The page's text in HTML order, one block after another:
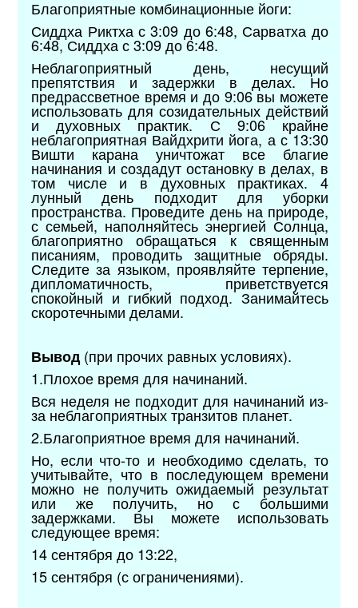
Благоприятные комбинационные йоги:
Сиддха Риктха с 3:09 до 6:48, Сарватха до
6:48, Сиддха с 3:09 до 6:48.
Неблагоприятный день, несущий
препятствия и задержки в делах. Но
предрассветное время и до 9:06 вы можете
использовать для созидательных действий
и духовных практик. С 9:06 крайне
неблагоприятная Вайдхрити йога, а с 13:30
Вишти карана уничтожат все благие
начинания и создадут остановку в делах, в
том числе и в духовных практиках. 4
лунный день подходит для уборки
пространства. Проведите день на природе,
с семьей, наполняйтесь энергией Солнца,
благоприятно обращаться к священным
писаниям, проводить защитные обряды.
Следите за языком, проявляйте терпение,
дипломатичность, приветствуется
спокойный и гибкий подход. Занимайтесь
скоротечными делами.
Вывод(при прочих равных условиях).
1.Плохое время для начинаний.
Вся неделя не подходит для начинаний из-
за неблагоприятных транзитов планет.
2.Благоприятное время для начинаний.
Но, если что-то и необходимо сделать, то
учитывайте, что в последующем времени
можно не получить ожидаемый результат
или же получить, но с большими
задержками. Вы можете использовать
следующее время:
14 сентября до 13:22,
15 сентября (с ограничениями).